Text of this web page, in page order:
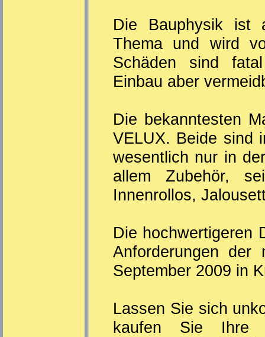
Die Bauphysik ist
Thema und wird
Schäden sind
Einbau aber
Die bekanntesten
VELUX. Beide sind
wesentlich nur in
allem Zubehör,
Innenrollos,
Die hochwertigeren
Anforderungen der
September 2009 in
Lassen Sie sich
kaufen Sie Ihre